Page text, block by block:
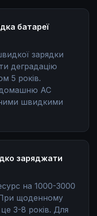
батареї
зарядки
деградацію
5 років.
AC
швидкими
заряджати
на 1000-3000
щоденному
3-8 років. Для